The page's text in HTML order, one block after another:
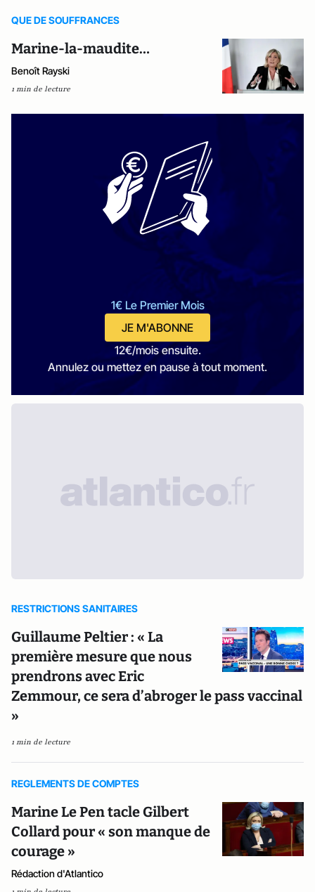
QUE DE SOUFFRANCES
Marine-la-maudite…
Benoît Rayski
1 min de lecture
1€ Le Premier Mois
JE M'ABONNE
12€/mois ensuite.
Annulez ou mettez en pause à tout moment.
RESTRICTIONS SANITAIRES
Guillaume Peltier : « La
première mesure que nous
prendrons avec Eric
Zemmour, ce sera d’abroger le pass vaccinal
»
1 min de lecture
REGLEMENTS DE COMPTES
Marine Le Pen tacle Gilbert
Collard pour « son manque de
courage »
Rédaction d'Atlantico